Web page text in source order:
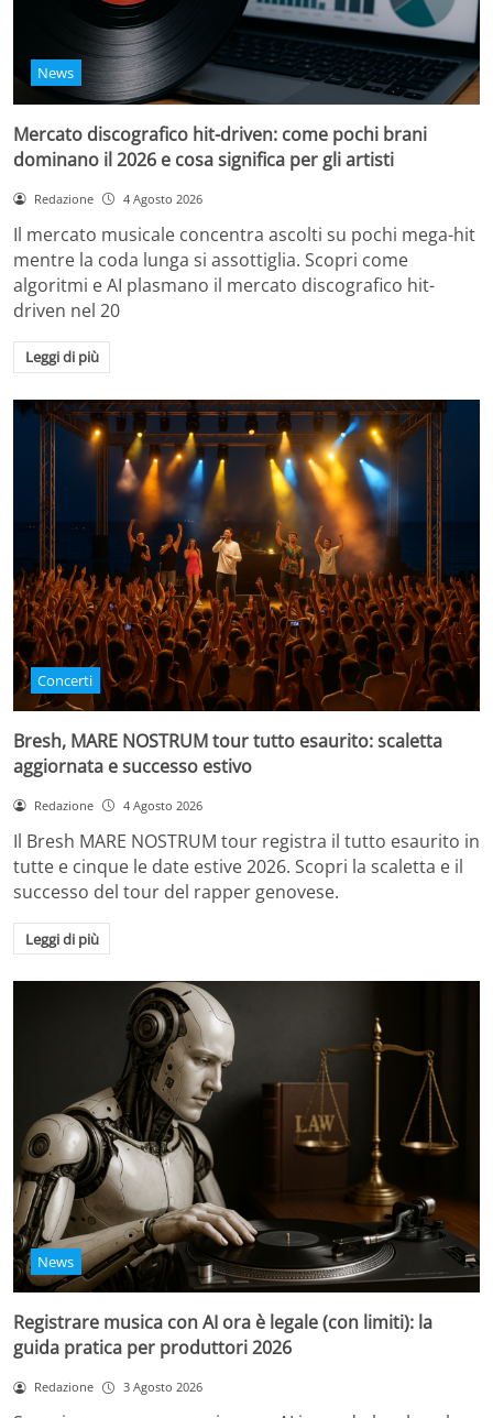
News
Mercato discografico hit-driven: come pochi brani
dominano il 2026 e cosa significa per gli artisti
Redazione 4 Agosto 2026
Il mercato musicale concentra ascolti su pochi mega-hit
mentre la coda lunga si assottiglia. Scopri come
algoritmi e AI plasmano il mercato discografico hit-
driven nel 20
Leggi di più
Concerti
Bresh, MARE NOSTRUM tour tutto esaurito: scaletta
aggiornata e successo estivo
Redazione 4 Agosto 2026
Il Bresh MARE NOSTRUM tour registra il tutto esaurito in
tutte e cinque le date estive 2026. Scopri la scaletta e il
successo del tour del rapper genovese.
Leggi di più
News
Registrare musica con AI ora è legale (con limiti): la
guida pratica per produttori 2026
Redazione 3 Agosto 2026